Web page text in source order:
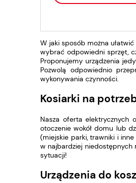
W jaki sposób można
wybrać odpowiedni sprzęt,
Proponujemy urządzenia
Pozwolą odpowiednio
wykonywania czynności.
Kosiarki na
Nasza oferta elektrycznych
otoczenie wokół domu lub
(miejskie parki, trawniki i
w najbardziej niedostępnych
sytuacji!
Urządzenia do